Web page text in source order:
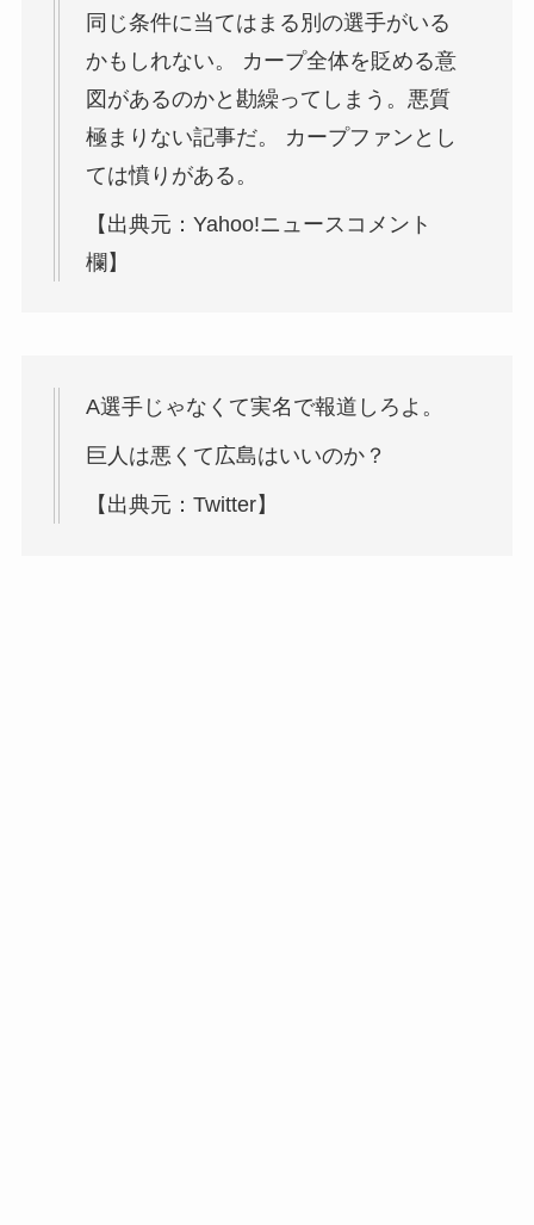
同じ条件に当てはまる別の選手がいる
かもしれない。 カープ全体を貶める意
図があるのかと勘繰ってしまう。悪質
極まりない記事だ。 カープファンとし
ては憤りがある。
【出典元：Yahoo!ニュースコメント
欄】
A選手じゃなくて実名で報道しろよ。
巨人は悪くて広島はいいのか？
【出典元：Twitter】